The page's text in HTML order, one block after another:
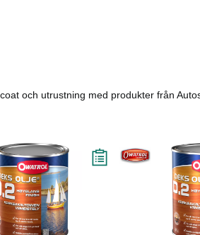
och utrustning med produkter från
Läs mer Köp